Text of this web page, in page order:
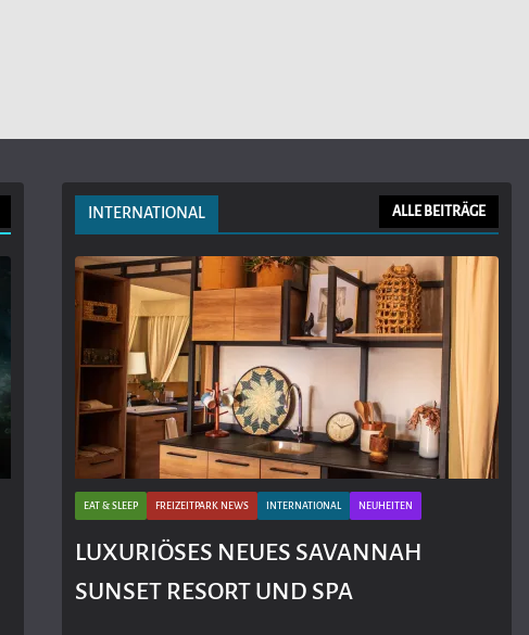
INTERNATIONAL ALLE BEITRÄGE
EAT & SLEEP FREIZEITPARK NEWS INTERNATIONAL NEUHEITEN
LUXURIÖSES NEUES SAVANNAH
SUNSET RESORT UND SPA